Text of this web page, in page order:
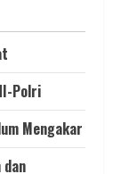
Polri
Mengakar
dan